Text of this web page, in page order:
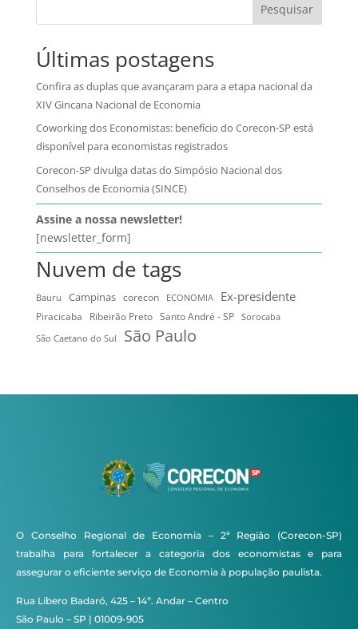
Pesquisar
Últimas postagens
Confira as duplas que avançaram para a etapa nacional da
XIV Gincana Nacional de Economia
Coworking dos Economistas: benefício do Corecon-SP está
disponível para economistas registrados
Corecon-SP divulga datas do Simpósio Nacional dos
Conselhos de Economia (SINCE)
Assine a nossa newsletter!
[newsletter_form]
Nuvem de tags
Bauru Campinas corecon ECONOMIA Ex-presidente
Piracicaba Ribeirão Preto Santo André - SP
Sorocaba
São Caetano do Sul
São Paulo
O Conselho Regional de Economia – 2ª Região (Corecon-SP)
trabalha para fortalecer a categoria dos economistas e para
assegurar o eficiente serviço de Economia à população paulista.
Rua Líbero Badaró, 425 – 14º. Andar – Centro
São Paulo – SP | 01009-905